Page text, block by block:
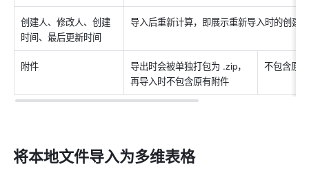
创建人、修改人、创建
时间、最后更新时间
导入后重新计算，即展示重新导入时的创建
附件
导出时会被单独打包为 .zip，
再导入时不包含原有附件
不包含原
将本地文件导入为多维表格